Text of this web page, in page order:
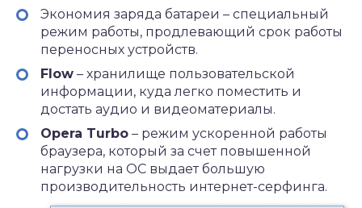
Экономия заряда батареи – специальный
режим работы, продлевающий срок работы
переносных устройств.
Flow – хранилище пользовательской
информации, куда легко поместить и
достать аудио и видеоматериалы.
Opera Turbo – режим ускоренной работы
браузера, который за счет повышенной
нагрузки на ОС выдает большую
производительность интернет-серфинга.